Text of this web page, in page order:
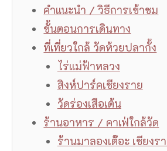
คำแนะนำ / วิธีการเข้าชม
ขั้นตอนการเดินทาง
ที่เที่ยวใกล้ วัดห้วยปลากั้ง
ไร่แม่ฟ้าหลวง
สิงห์ปาร์คเชียงราย
วัดร่องเสือเต้น
ร้านอาหาร / คาเฟ่ใกล้วัด
ร้านมาลองเต๊อะ เชียงร